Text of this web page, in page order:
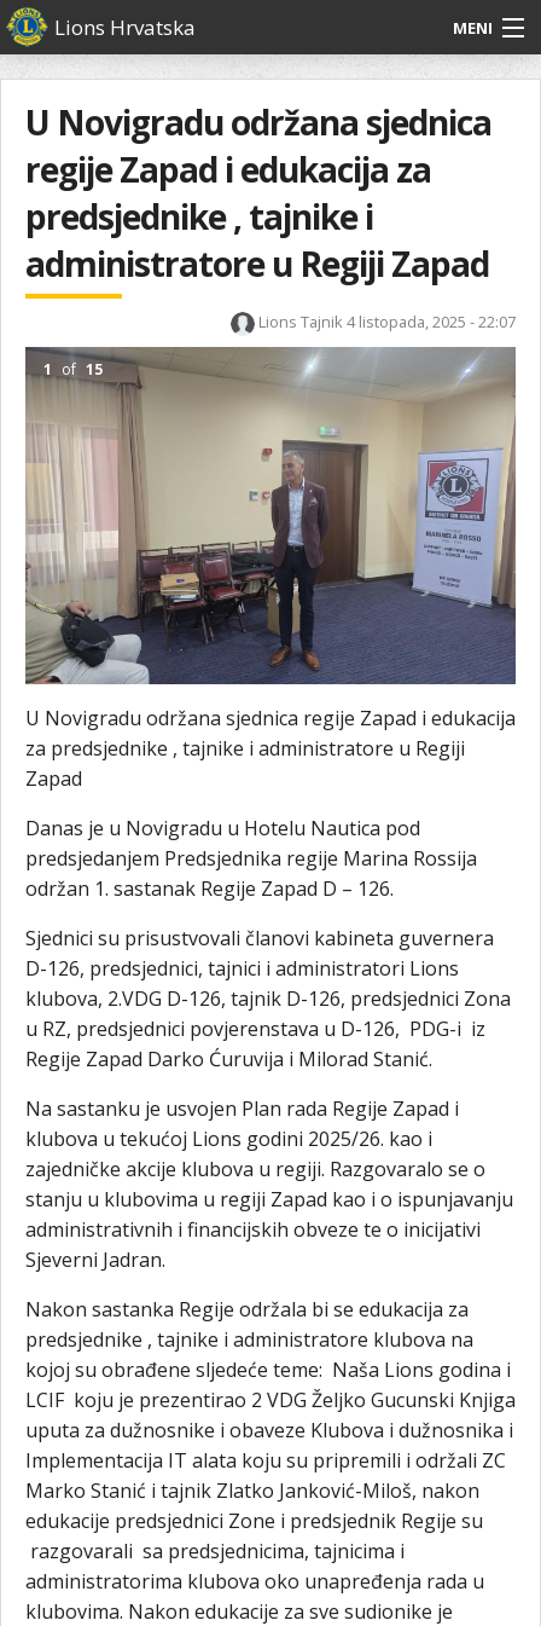
Skoči
na
glavni
Lions Hrvatska MENI
O nama
Lions Distrikt 126
Naši projekti
Aktivnosti
Glavni
izbornik
O
nama
Lions
Distrikt
Naši
projekti
Aktivnosti
U Novigradu održana sjednica
regije Zapad i edukacija za
predsjednike , tajnike i
administratore u Regiji Zapad
Lions Tajnik 4 listopada, 2025 - 22:07
1 of 15
U Novigradu održana sjednica regije Zapad i edukacija
za predsjednike , tajnike i administratore u Regiji
Zapad
Danas je u Novigradu u Hotelu Nautica pod
predsjedanjem Predsjednika regije Marina Rossija
održan 1. sastanak Regije Zapad D – 126.
Sjednici su prisustvovali članovi kabineta guvernera
D-126, predsjednici, tajnici i administratori Lions
klubova, 2.VDG D-126, tajnik D-126, predsjednici Zona
u RZ, predsjednici povjerenstava u D-126, PDG-i iz
Regije Zapad Darko Ćuruvija i Milorad Stanić.
Na sastanku je usvojen Plan rada Regije Zapad i
klubova u tekućoj Lions godini 2025/26. kao i
zajedničke akcije klubova u regiji. Razgovaralo se o
stanju u klubovima u regiji Zapad kao i o ispunjavanju
administrativnih i financijskih obveze te o inicijativi
Sjeverni Jadran.
Nakon sastanka Regije održala bi se edukacija za
predsjednike , tajnike i administratore klubova na
kojoj su obrađene sljedeće teme: Naša Lions godina i
LCIF koju je prezentirao 2 VDG Željko Gucunski Knjiga
uputa za dužnosnike i obaveze Klubova i dužnosnika i
Implementacija IT alata koju su pripremili i održali ZC
Marko Stanić i tajnik Zlatko Janković-Miloš, nakon
edukacije predsjednici Zone i predsjednik Regije su
razgovarali sa predsjednicima, tajnicima i
administratorima klubova oko unapređenja rada u
klubovima. Nakon edukacije za sve sudionike je